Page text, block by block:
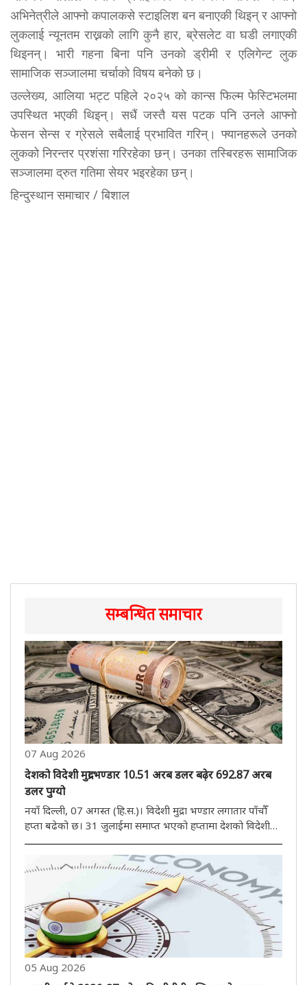
अभिनेत्रीले आफ्नो कपालकसे स्टाइलिश बन बनाएकी थिइन् र आफ्नो
लुकलाई न्यूनतम राख्नको लागि कुनै हार, ब्रेसलेट वा घडी लगाएकी
थिइनन्। भारी गहना बिना पनि उनको ड्रीमी र एलिगेन्ट लुक
सामाजिक सञ्जालमा चर्चाको विषय बनेको छ।
उल्लेख्य, आलिया भट्ट पहिले २०२५ को कान्स फिल्म फेस्टिभलमा
उपस्थित भएकी थिइन्। सधैं जस्तै यस पटक पनि उनले आफ्नो
फेसन सेन्स र ग्रेसले सबैलाई प्रभावित गरिन्। फ्यानहरूले उनको
लुकको निरन्तर प्रशंसा गरिरहेका छन्। उनका तस्बिरहरू सामाजिक
सञ्जालमा द्रुत गतिमा सेयर भइरहेका छन्।
हिन्दुस्थान समाचार / बिशाल
सम्बन्धित समाचार
07 Aug 2026
देशको विदेशी मुद्रा भण्डार 10.51 अरब डलर बढे़र 692.87 अरब
डलर पुग्यो
नयाँ दिल्ली, 07 अगस्त (हि.स.)। विदेशी मुद्रा भण्डार लगातार पाँचौँ
हप्ता बढेको छ। 31 जुलाईमा समाप्त भएको हप्तामा देशको विदेशी
भारतीय रिजर्भ ब्याङ्क (रिजर्भ ब्याङ्क अफ इन्डिया) ले शुक्रबार ..
05 Aug 2026